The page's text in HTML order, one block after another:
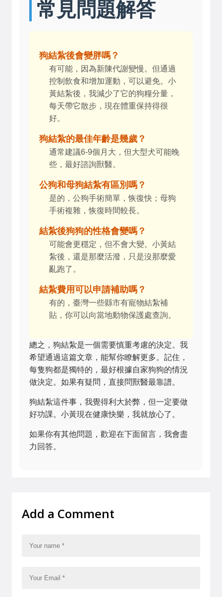
常見問題解答
狗結紮後會變胖嗎？
有可能，因為新陳代謝變慢。但通過
控制飲食和增加運動，可以避免。小
黃結紮後，我減少了它的狗糧分量，
每天帶它散步，現在體重保持得很
好。
狗結紮的最佳年齡是幾歲？
通常建議6-9個月大，但大型犬可能晚
些，最好諮詢獸醫。
公狗和母狗結紮有區別嗎？
是的，公狗手術簡單，恢復快；母狗
手術複雜，恢復時間較長。
結紮後狗狗的性格會變嗎？
可能會更穩定，但不會大變。小黃結
紮後，還是那麼活潑，只是沒那麼愛
亂跑了。
結紮費用可以申請補助嗎？
有的，臺灣一些縣市有寵物結紮補
貼，你可以向當地動物保護處查詢。
總之，狗結紮是一個需要慎重考慮的決定。我
希望通過這篇文章，能幫你瞭解更多。記住，
每隻狗都是獨特的，最好根據自家狗狗的情況
做決定。如果有疑問，直接問獸醫最靠譜。
狗結紮這件事，我覺得利大於弊，但一定要做
好功課。小黃現在健康快樂，我就放心了。
如果你有其他問題，歡迎在下面留言，我會盡
力回答。
Add a Comment